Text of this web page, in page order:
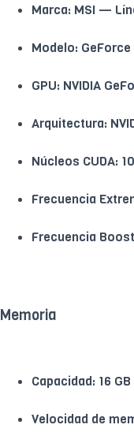
Marca: MSI —
Modelo: GeForce
GPU: NVIDIA
Arquitectura:
Núcleos CUDA:
Frecuencia
Frecuencia
Memoria
Capacidad: 16 GB
Velocidad de